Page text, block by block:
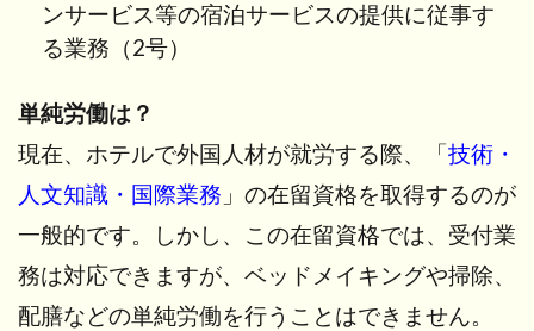
7.1.1
宿泊分
野特定
号評価
は?
8
特定
技能
「宿
泊」
ンサービス等の宿泊サービスの提供に従事す
る業務（2号）
単純労働は？
現在、ホテルで外国人材が就労する際、「技術・
人文知識・国際業務 」の在留資格を取得するのが
一般的です。しかし、この在留資格では、受付業
務は対応できますが、ベッドメイキングや掃除、
配膳などの単純労働を行うことはできません。